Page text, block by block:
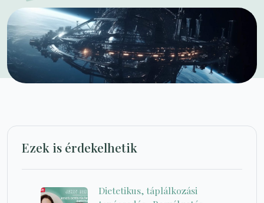
Ezek is érdekelhetik
Dietetikus, táplálkozási